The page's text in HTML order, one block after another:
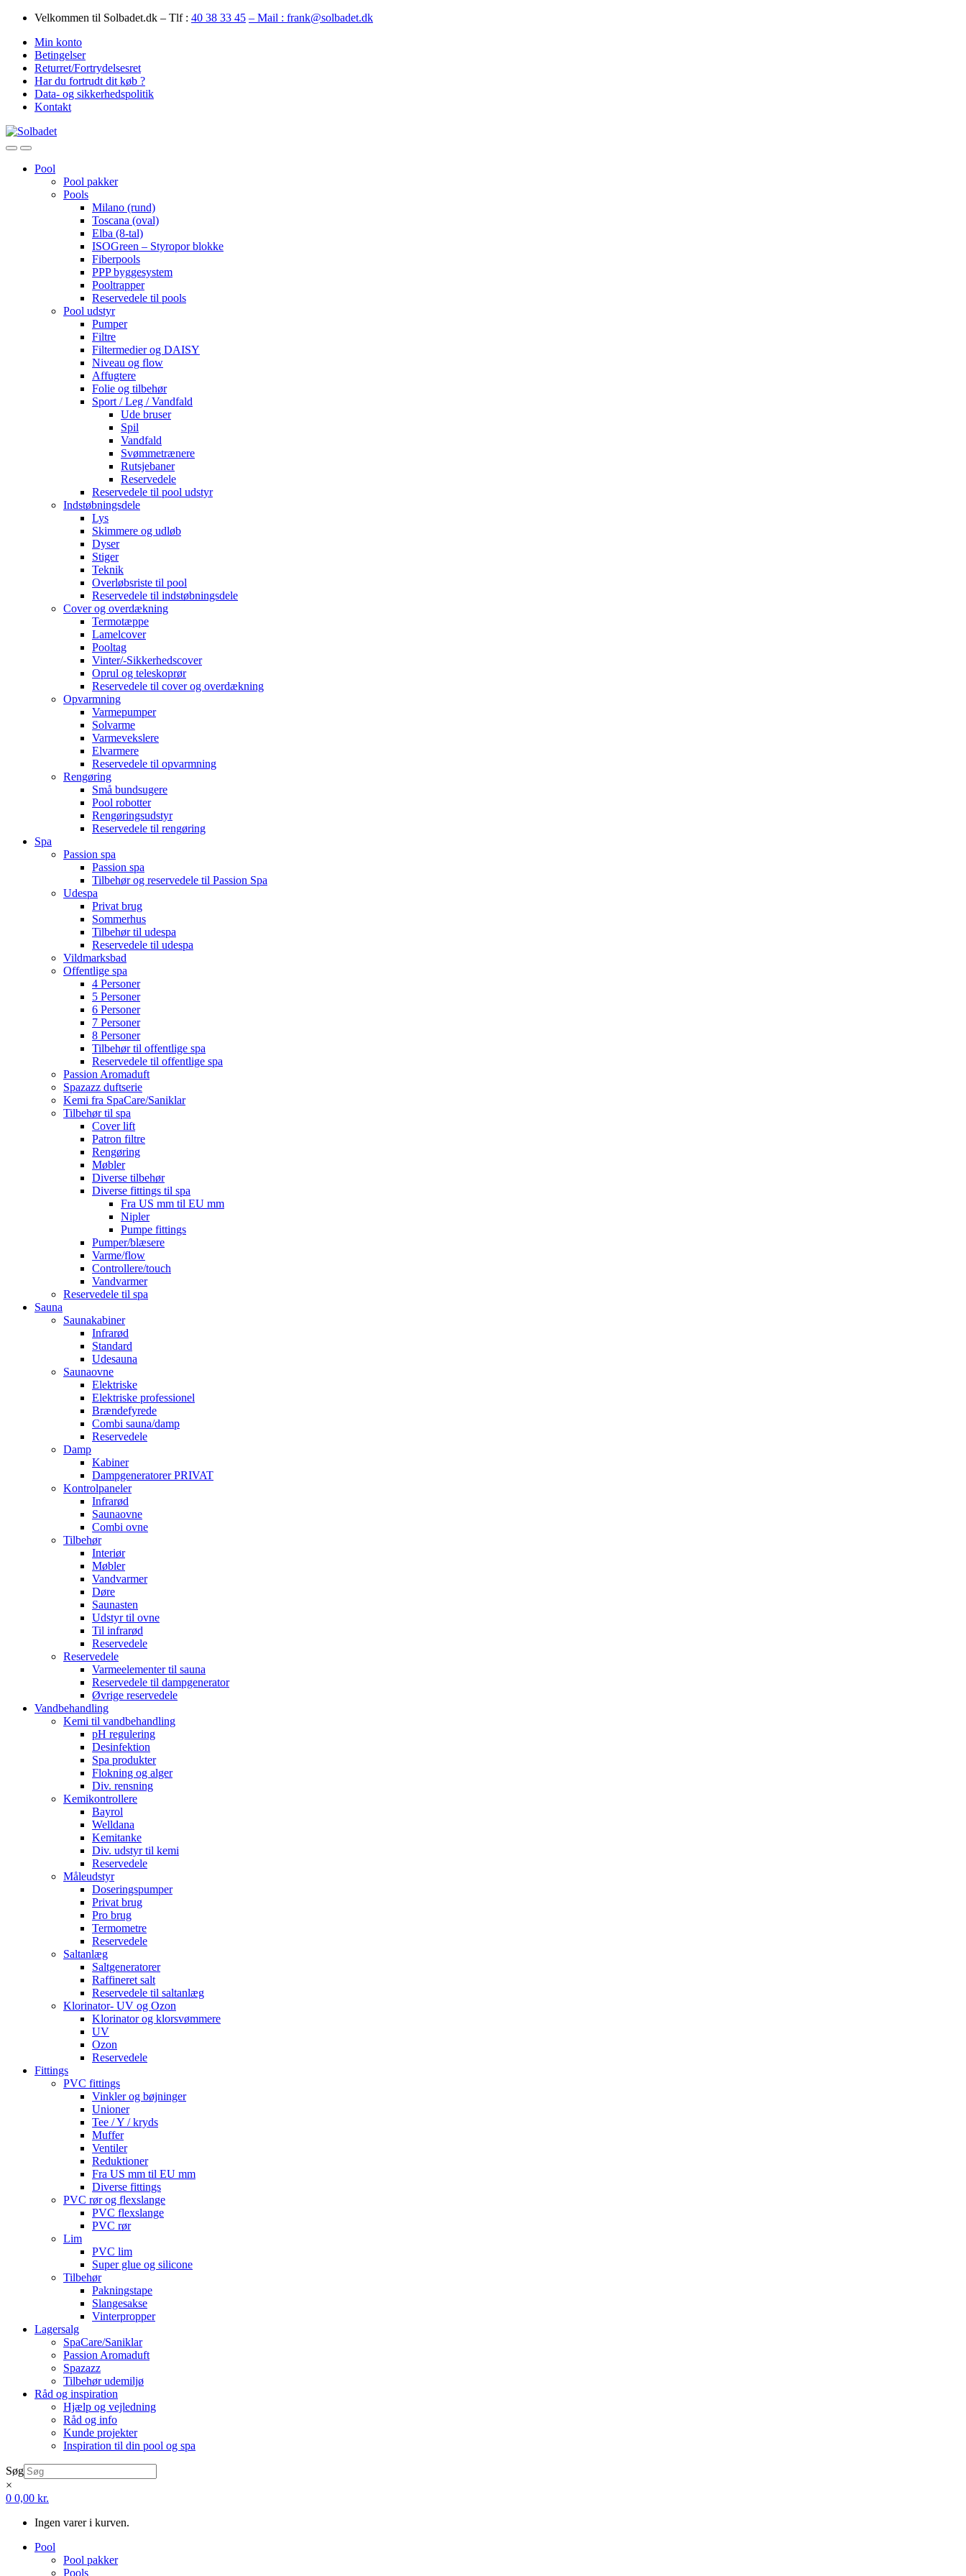
Skip
navigation
Skip
content
Velkommen til Solbadet.dk – Tlf : 40 38 33 45 – Mail : frank@solbadet.dk
Min konto
Betingelser
Returret/Fortrydelsesret
Har du fortrudt dit køb ?
Data- og sikkerhedspolitik
Kontakt
OpenClose
Pool
Pool pakker
Pools
Milano (rund)
Toscana (oval)
Elba (8-tal)
ISOGreen – Styropor blokke
Fiberpools
PPP byggesystem
Pooltrapper
Reservedele til pools
Pool udstyr
Pumper
Filtre
Filtermedier og DAISY
Niveau og flow
Affugtere
Folie og tilbehør
Sport / Leg / Vandfald
Ude bruser
Spil
Vandfald
Svømmetrænere
Rutsjebaner
Reservedele
Reservedele til pool udstyr
Indstøbningsdele
Lys
Skimmere og udløb
Dyser
Stiger
Teknik
Overløbsriste til pool
Reservedele til indstøbningsdele
Cover og overdækning
Termotæppe
Lamelcover
Pooltag
Vinter/-Sikkerhedscover
Oprul og teleskoprør
Reservedele til cover og overdækning
Opvarmning
Varmepumper
Solvarme
Varmevekslere
Elvarmere
Reservedele til opvarmning
Rengøring
Små bundsugere
Pool robotter
Rengøringsudstyr
Reservedele til rengøring
Spa
Passion spa
Passion spa
Tilbehør og reservedele til Passion Spa
Udespa
Privat brug
Sommerhus
Tilbehør til udespa
Reservedele til udespa
Vildmarksbad
Offentlige spa
4 Personer
5 Personer
6 Personer
7 Personer
8 Personer
Tilbehør til offentlige spa
Reservedele til offentlige spa
Passion Aromaduft
Spazazz duftserie
Kemi fra SpaCare/Saniklar
Tilbehør til spa
Cover lift
Patron filtre
Rengøring
Møbler
Diverse tilbehør
Diverse fittings til spa
Fra US mm til EU mm
Nipler
Pumpe fittings
Pumper/blæsere
Varme/flow
Controllere/touch
Vandvarmer
Reservedele til spa
Sauna
Saunakabiner
Infrarød
Standard
Udesauna
Saunaovne
Elektriske
Elektriske professionel
Brændefyrede
Combi sauna/damp
Reservedele
Damp
Kabiner
Dampgeneratorer PRIVAT
Kontrolpaneler
Infrarød
Saunaovne
Combi ovne
Tilbehør
Interiør
Møbler
Vandvarmer
Døre
Saunasten
Udstyr til ovne
Til infrarød
Reservedele
Reservedele
Varmeelementer til sauna
Reservedele til dampgenerator
Øvrige reservedele
Vandbehandling
Kemi til vandbehandling
pH regulering
Desinfektion
Spa produkter
Flokning og alger
Div. rensning
Kemikontrollere
Bayrol
Welldana
Kemitanke
Div. udstyr til kemi
Reservedele
Måleudstyr
Doseringspumper
Privat brug
Pro brug
Termometre
Reservedele
Saltanlæg
Saltgeneratorer
Raffineret salt
Reservedele til saltanlæg
Klorinator- UV og Ozon
Klorinator og klorsvømmere
UV
Ozon
Reservedele
Fittings
PVC fittings
Vinkler og bøjninger
Unioner
Tee / Y / kryds
Muffer
Ventiler
Reduktioner
Fra US mm til EU mm
Diverse fittings
PVC rør og flexslange
PVC flexslange
PVC rør
Lim
PVC lim
Super glue og silicone
Tilbehør
Pakningstape
Slangesakse
Vinterpropper
Lagersalg
SpaCare/Saniklar
Passion Aromaduft
Spazazz
Tilbehør udemiljø
Råd og inspiration
Hjælp og vejledning
Råd og info
Kunde projekter
Inspiration til din pool og spa
Søg
×
0 0,00 kr.
Ingen varer i kurven.
Pool
Pool pakker
Pools